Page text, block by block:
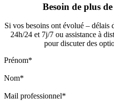
Besoin de plus
Si vos besoins ont évolué – délais
24h/24 et 7j/7 ou assistance à
pour discuter des
Prénom*
Nom*
Mail professionnel*